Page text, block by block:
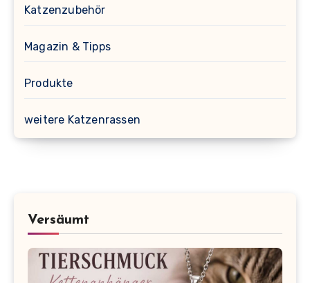
Katzenzubehör
Magazin & Tipps
Produkte
weitere Katzenrassen
Versäumt